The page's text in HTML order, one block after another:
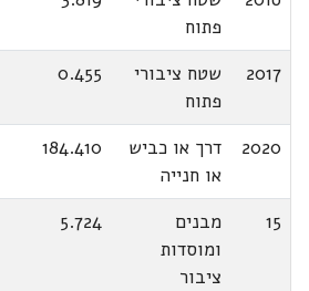
פתוח
2017
שטח ציבורי
פתוח
0.455
2020
דרך או כביש
או חנייה
184.410
15
מבנים
ומוסדות
ציבור
5.724